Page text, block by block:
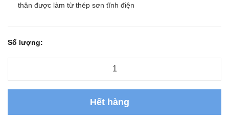
thân được làm từ thép sơn tĩnh điện
Số lượng:
Hết hàng